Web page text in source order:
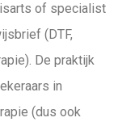
of specialist
(DTF,
De praktijk
in
(dus ook